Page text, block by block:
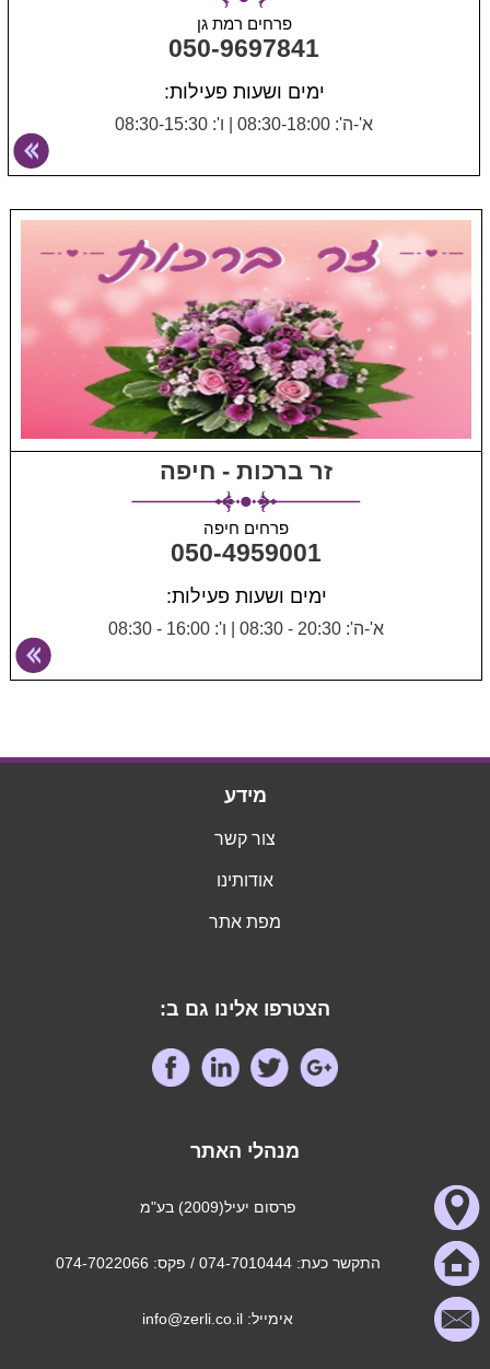
פרחים רמת גן
050-9697841
ימים ושעות פעילות:
א'-ה': 08:30-18:00 ו': 08:30-15:30
זר ברכות - חיפה
פרחים חיפה
050-4959001
ימים ושעות פעילות:
א'-ה': 20:30 - 08:30 ו': 16:00 - 08:30
מידע
צור קשר
אודותינו
מפת אתר
הצטרפו אלינו גם ב:
מנהלי האתר
פרסום יעיל(2009) בע"מ
התקשר כעת: 074-7010444 / פקס: 074-7022066
אימייל: info@zerli.co.il